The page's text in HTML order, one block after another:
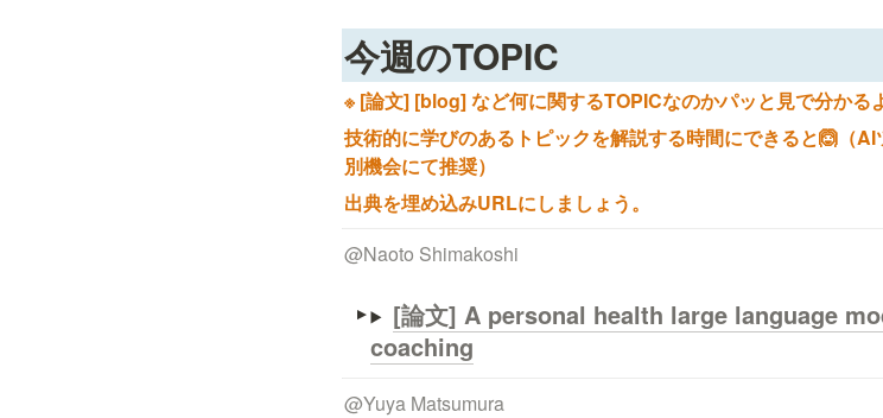
今週のTOPIC
※ [論文] [blog] など何に関するTOPICなのかパッと見で分かる
技術的に学びのあるトピックを解説する時間にできると🙆（
別機会にて推奨）
出典を埋め込みURLにしましょう。
@Naoto Shimakoshi
[論文] A personal health large language
coaching
@Yuya Matsumura